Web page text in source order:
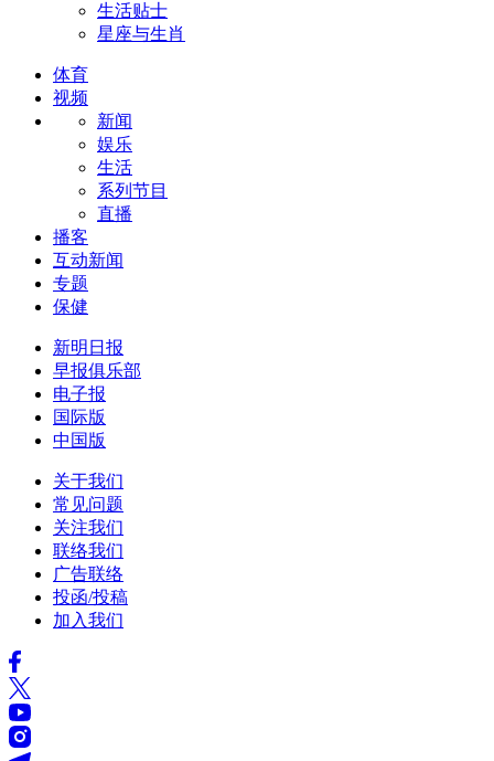
生活贴士
星座与生肖
体育
视频
新闻
娱乐
生活
系列节目
直播
播客
互动新闻
专题
保健
新明日报
早报俱乐部
电子报
国际版
中国版
关于我们
常见问题
关注我们
联络我们
广告联络
投函/投稿
加入我们